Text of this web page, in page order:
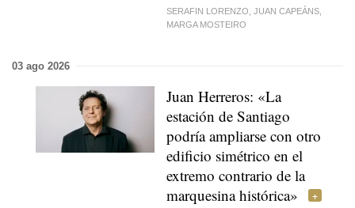
SERAFIN LORENZO, JUAN CAPEÁNS,
MARGA MOSTEIRO
03 ago 2026
Juan Herreros: «La
estación de Santiago
podría ampliarse con otro
edificio simétrico en el
extremo contrario de la
marquesina histórica»